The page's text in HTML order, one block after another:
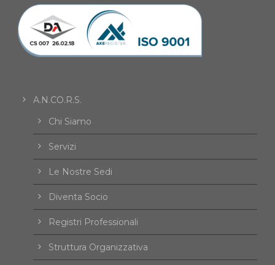
A.N.CO.R.S.
Chi Siamo
Servizi
Le Nostre Sedi
Diventa Socio
Registri Professionali
Struttura Organizzativa